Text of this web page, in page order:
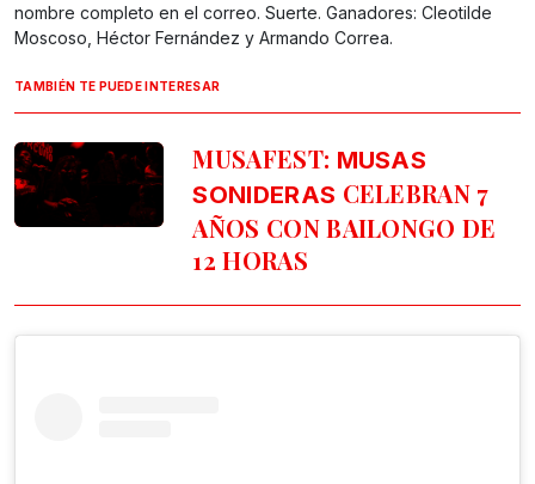
nombre completo en el correo. Suerte. Ganadores: Cleotilde
Moscoso, Héctor Fernández y Armando Correa.
TAMBIÉN TE PUEDE INTERESAR
MUSAFEST: MUSAS
SONIDERAS CELEBRAN 7
AÑOS CON BAILONGO DE
12 HORAS